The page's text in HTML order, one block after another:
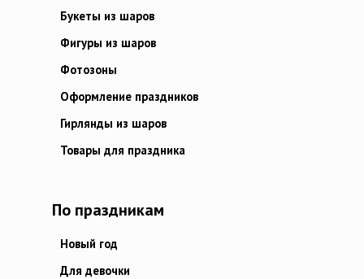
Букеты из шаров
Фигуры из шаров
Фотозоны
Оформление праздников
Гирлянды из шаров
Товары для праздника
По праздникам
Новый год
Для девочки